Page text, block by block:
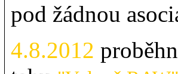
pod žádnou
4.8.2012